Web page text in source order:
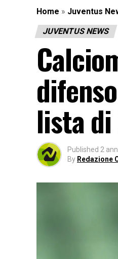
Home » Juventus
JUVENTUS NEWS
lista
Published 2
By Redazione